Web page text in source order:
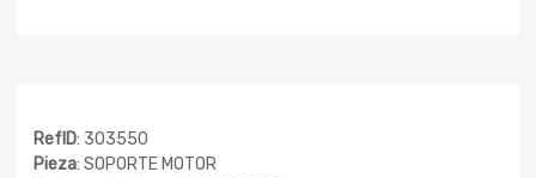
RefID: 303550
Pieza: SOPORTE MOTOR